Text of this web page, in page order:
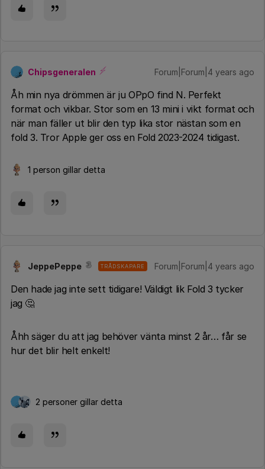
Chipsgeneralen Forum|Forum|4 years ago
Åh min nya drömmen är ju OPpO find N. Perfekt
format och vikbar. Stor som en 13 mini i vikt format och
när man fäller ut blir den typ lika stor nästan som en
fold 3. Tror Apple ger oss en Fold 2023-2024 tidigast.
1 person gillar detta
JeppePeppe TRÅDSKAPARE Forum|Forum|4 years ago
Den hade jag inte sett tidigare! Väldigt lik Fold 3 tycker
jag 🤔
Åhh säger du att jag behöver vänta minst 2 år… får se
hur det blir helt enkelt!
2 personer gillar detta